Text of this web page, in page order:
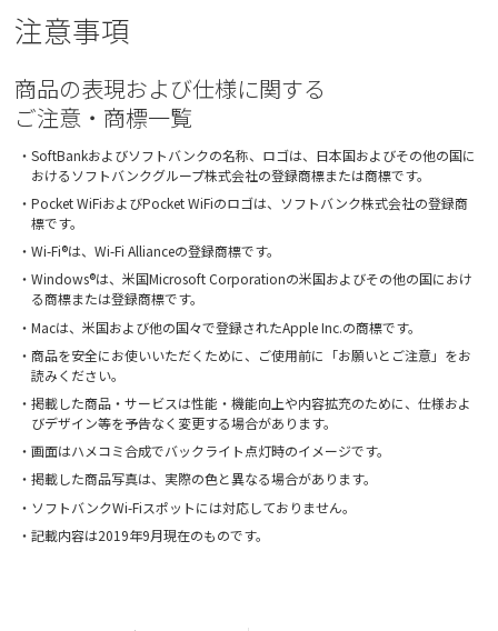
注意事項
商品の表現および仕様に関する
ご注意・商標一覧
・SoftBankおよびソフトバンクの名称、ロゴは、日本国およびその他の国に
おけるソフトバンクグループ株式会社の登録商標または商標です。
・Pocket WiFiおよびPocket WiFiのロゴは、ソフトバンク株式会社の登録商
標です。
・Wi-Fi®は、Wi-Fi Allianceの登録商標です。
・Windows®は、米国Microsoft Corporationの米国およびその他の国におけ
る商標または登録商標です。
・Macは、米国および他の国々で登録されたApple Inc.の商標です。
・商品を安全にお使いいただくために、ご使用前に「お願いとご注意」をお
読みください。
・掲載した商品・サービスは性能・機能向上や内容拡充のために、仕様およ
びデザイン等を予告なく変更する場合があります。
・画面はハメコミ合成でバックライト点灯時のイメージです。
・掲載した商品写真は、実際の色と異なる場合があります。
・ソフトバンクWi-Fiスポットには対応しておりません。
・記載内容は2019年9月現在のものです。